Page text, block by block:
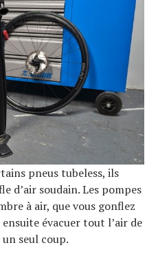
pneus tubeless, ils
d’air soudain. Les pompes
à air, que vous gonflez
évacuer tout l’air de
seul coup.